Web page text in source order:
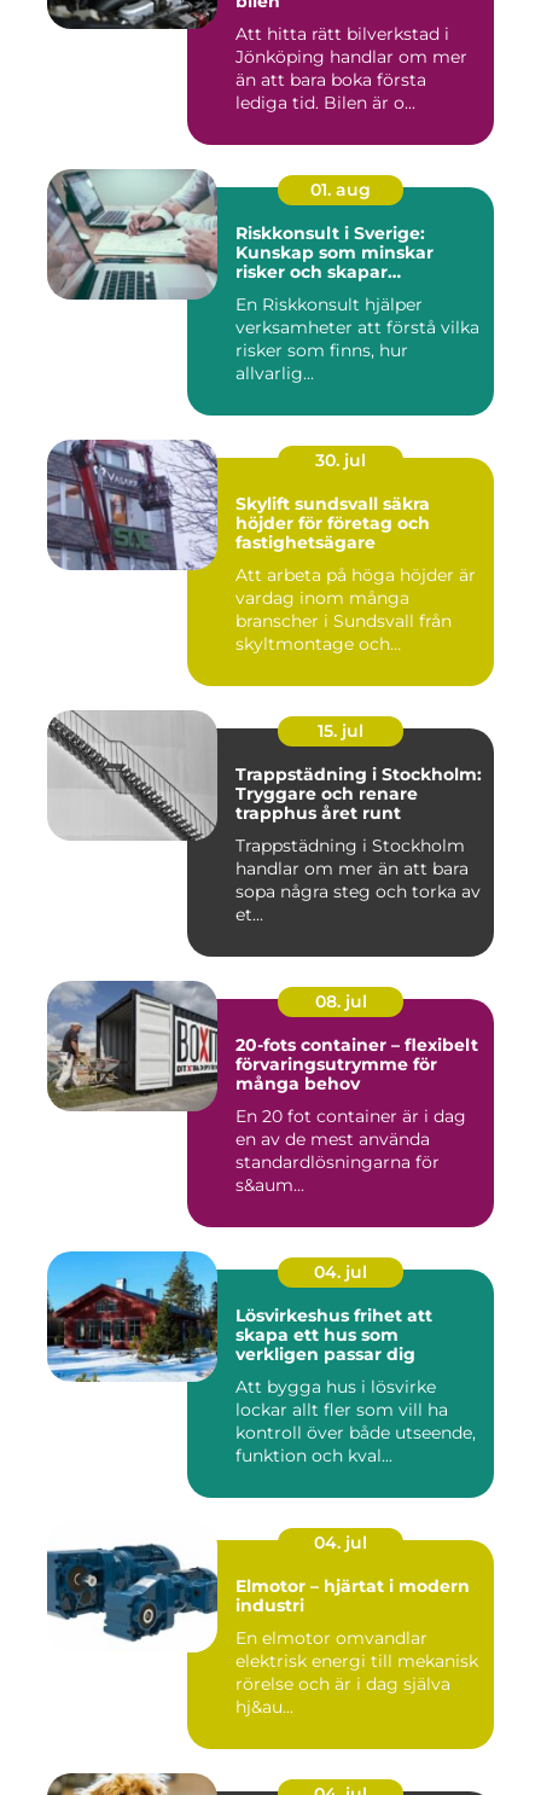
Att hitta rätt bilverkstad i
Jönköping handlar om mer
än att bara boka första
lediga tid. Bilen är o...
01. aug
Riskkonsult i Sverige:
Kunskap som minskar
risker och skapar
En Riskkonsult hjälper
verksamheter att förstå vilka
risker som finns, hur
allvarlig...
30. jul
Skylift sundsvall säkra
höjder för företag och
fastighetsägare
Att arbeta på höga höjder är
vardag inom många
branscher i Sundsvall från
skyltmontage och
15. jul
Trappstädning i Stockholm:
Tryggare och renare
trapphus året runt
Trappstädning i Stockholm
handlar om mer än att bara
sopa några steg och torka av
et...
08. jul
20-fots container – flexibelt
förvaringsutrymme för
många behov
En 20 fot container är i dag
en av de mest använda
standardlösningarna för
s&aum...
04. jul
Lösvirkeshus frihet att
skapa ett hus som
verkligen passar dig
Att bygga hus i lösvirke
lockar allt fler som vill ha
kontroll över både utseende,
funktion och kval...
04. jul
Elmotor – hjärtat i modern
industri
En elmotor omvandlar
elektrisk energi till mekanisk
rörelse och är i dag själva
hj&au...